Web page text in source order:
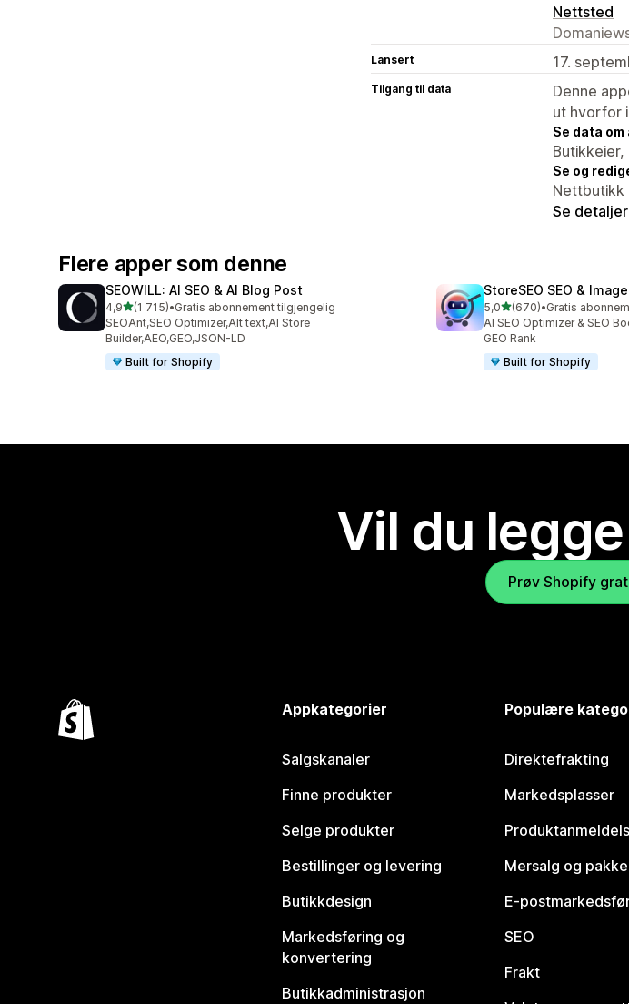
Nettsted
Lansert 17.
Tilgang til data
Denne
ut hvorfor
Se data
Se og
Nettbutikk
Se detaljer
Flere apper som denne
SEOWILL: AI SEO & AI Blog Post
4,9av 5 stjerner
(1 715)
Totalt 1715 omtaler
•Gratis abonnement tilgjengelig
SEOAnt,SEO Optimizer,Alt text,AI Store
Builder,AEO,GEO,JSON-LD
Built for Shopify
StoreSEO SEO &
5,0av 5 stjerner
(670)
Totalt 670 omtaler
•Gratis
AI SEO Optimizer & SEO
GEO Rank
Built for Shopify
Vil du
Prøv Shopify
Appkategorier
Salgskanaler
Finne produkter
Selge produkter
Bestillinger og levering
Butikkdesign
Markedsføring og
konvertering
Butikkadministrasjon
Populære
Direktefrakting
Markedsplasser
Mersalg og
E-
SEO
Frakt